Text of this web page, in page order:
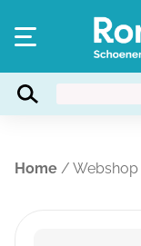
Home / Webshop